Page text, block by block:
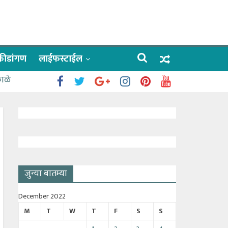
लाईफस्टाईल
जुन्या बातम्या
December 2022
M
T W T F S
S